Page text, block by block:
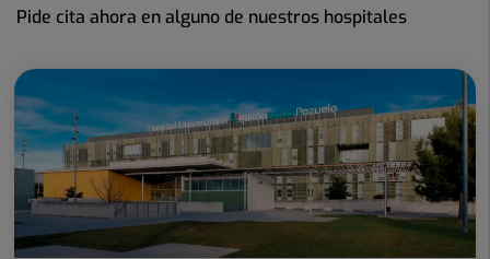
Pide cita ahora en alguno de nuestros hospitales